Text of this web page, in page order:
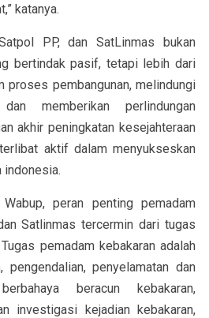
katanya.
PP, dan SatLinmas bukan
bertindak pasif, tetapi lebih dari
proses pembangunan, melindungi
memberikan perlindungan
akhir peningkatan kesejahteraan
aktif dalam menyukseskan
indonesia.
peran penting pemadam
Satlinmas tercermin dari tugas
pemadam kebakaran adalah
pengendalian, penyelamatan dan
beracun kebakaran,
investigasi kejadian kebakaran,